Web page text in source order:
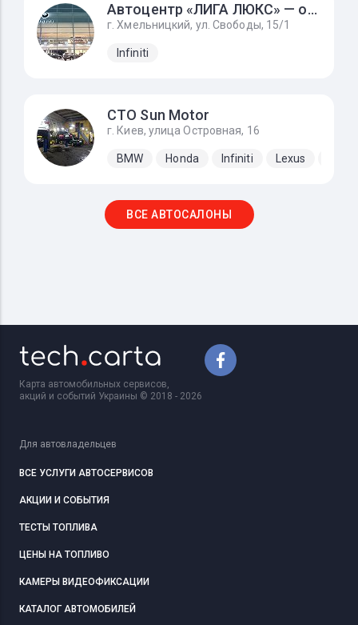
Автоцентр «ЛИГА ЛЮКС» — официальный дилер INFINITI
г. Хмельницкий, ул. Свободы, 15/1
Infiniti
СТО Sun Motor
г. Киев, улица Островная, 16
BMW Honda Infiniti Lexus
ВСЕ АВТОСАЛОНЫ
Карта автомобильных сервисов,
акций и событий Украины © 2018 - 2026
Для автовладельцев
ВСЕ УСЛУГИ АВТОСЕРВИСОВ
АКЦИИ И СОБЫТИЯ
ТЕСТЫ ТОПЛИВА
ЦЕНЫ НА ТОПЛИВО
КАМЕРЫ ВИДЕОФИКСАЦИИ
КАТАЛОГ АВТОМОБИЛЕЙ